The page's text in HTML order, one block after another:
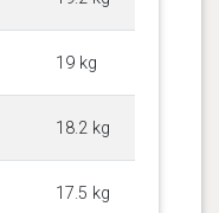
19 kg
18.2 kg
17.5 kg